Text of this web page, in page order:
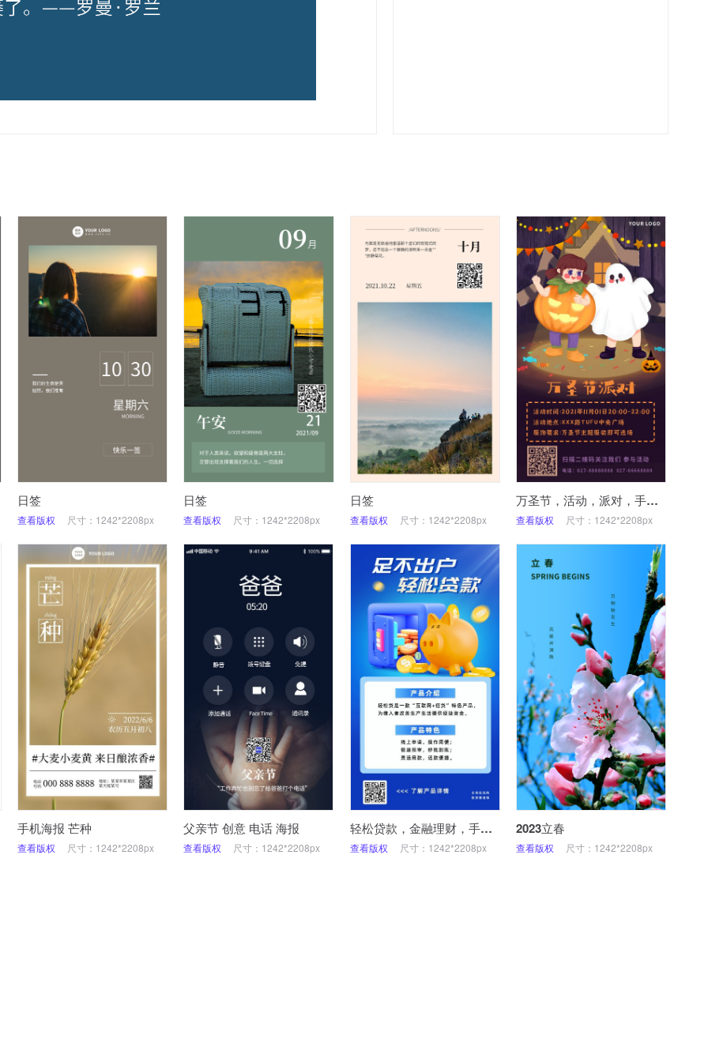
日签
查看版权 尺寸：1242*2208px
日签
查看版权 尺寸：1242*2208px
日签
查看版权 尺寸：1242*2208px
万圣节，活动，派对，手机海报
查看版权 尺寸：1242*2208px
手机海报 芒种
查看版权 尺寸：1242*2208px
父亲节 创意 电话 海报
查看版权 尺寸：1242*2208px
轻松贷款，金融理财，手机海报
查看版权 尺寸：1242*2208px
2023立春
查看版权 尺寸：1242*2208px